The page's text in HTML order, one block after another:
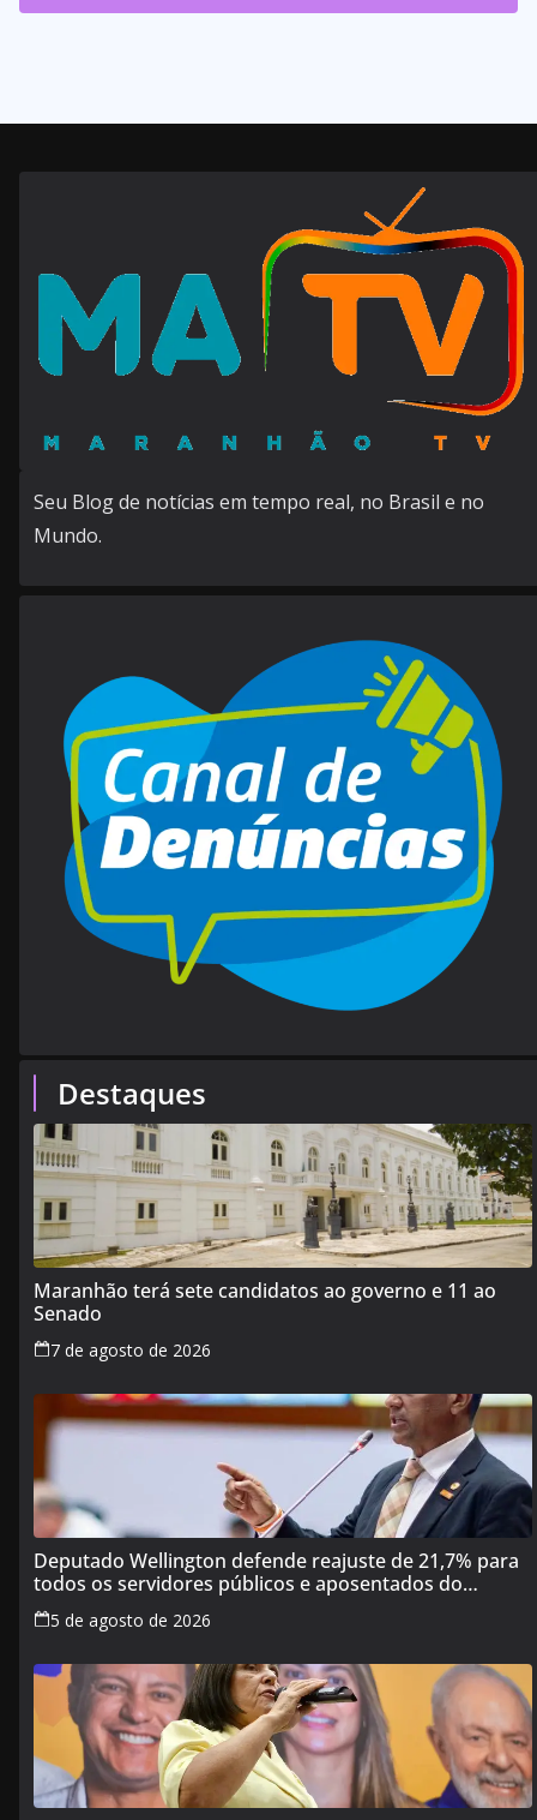
Seu Blog de notícias em tempo real, no Brasil e no
Mundo.
Destaques
Maranhão terá sete candidatos ao governo e 11 ao
Senado
7 de agosto de 2026
Deputado Wellington defende reajuste de 21,7% para
todos os servidores públicos e aposentados do
Maranhão
5 de agosto de 2026